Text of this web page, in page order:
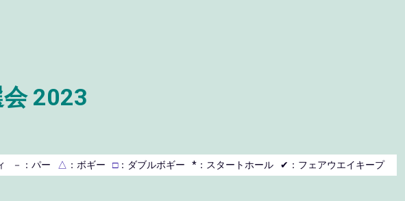
2023
－ ：パー △ ：ボギー □：ダブルボギー *：スタートホール ✔：フェアウエイキープ